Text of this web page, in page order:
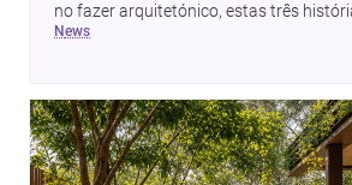
no fazer arquitetónico, estas três
como a disciplina continua a reinventar
doméstico revela uma abordagem
contemporânea.
news